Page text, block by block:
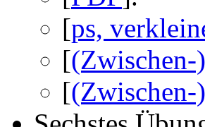
[ps,
[(Zwischen-
[(Zwischen-